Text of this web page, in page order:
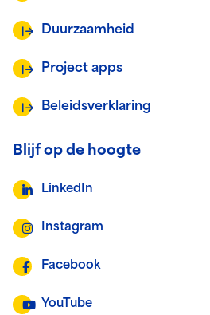
Duurzaamheid
Project apps
Beleidsverklaring
Blijf op de hoogte
LinkedIn
Instagram
Facebook
YouTube